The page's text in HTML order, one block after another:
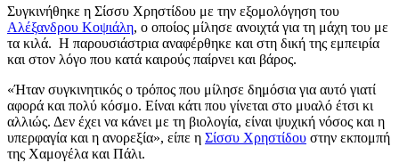
Συγκινήθηκε η Σίσσυ Χρηστίδου με την εξομολόγηση του
Αλέξανδρου Κοψιάλη, ο οποίος μίλησε ανοιχτά για τη μάχη του με
τα κιλά. Η παρουσιάστρια αναφέρθηκε και στη δική της εμπειρία
και στον λόγο που κατά καιρούς παίρνει και βάρος.
«Ήταν συγκινητικός ο τρόπος που μίλησε δημόσια για αυτό γιατί
αφορά και πολύ κόσμο. Είναι κάτι που γίνεται στο μυαλό έτσι κι
αλλιώς. Δεν έχει να κάνει με τη βιολογία, είναι ψυχική νόσος και η
υπερφαγία και η ανορεξία», είπε η Σίσσυ Χρηστίδου στην εκπομπή
της Χαμογέλα και Πάλι.